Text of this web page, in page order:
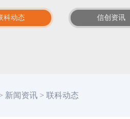
科动态 信创资讯
新闻资讯 > 联科动态